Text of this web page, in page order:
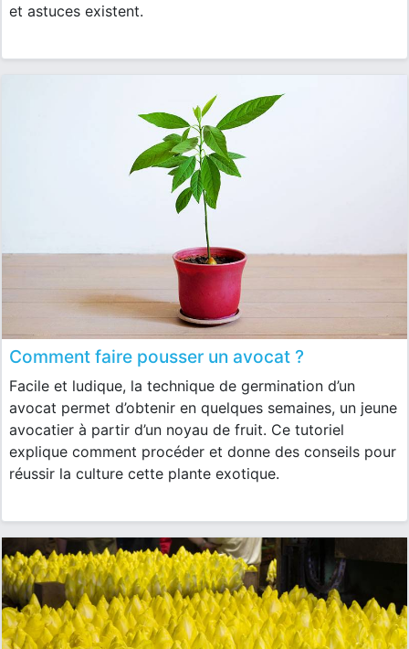
et astuces existent.
Comment faire pousser un avocat ?
Facile et ludique, la technique de germination d’un
avocat permet d’obtenir en quelques semaines, un jeune
avocatier à partir d’un noyau de fruit. Ce tutoriel
explique comment procéder et donne des conseils pour
réussir la culture cette plante exotique.